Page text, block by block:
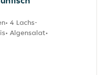
4 Lachs-
Algensalat•